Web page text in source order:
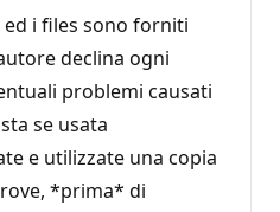
ed i files sono forniti
declina ogni
problemi causati
se usata
e utilizzate una copia
*prima* di